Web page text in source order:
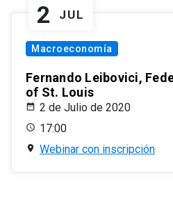
2 JUL
Macroeconomía
Fernando Leibovici,
of St. Louis
2 de Julio de 2020
17:00
Webinar con inscripción